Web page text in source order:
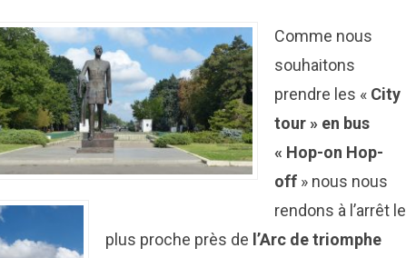
Comme nous
souhaitons
prendre les « City
tour » en bus
« Hop-on Hop-
off» nous nous
rendons à l’arrêt le
plus proche près de l’Arc de triomphe